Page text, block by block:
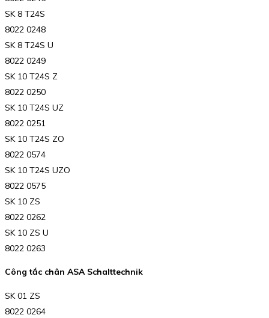
SK 8 T24S
8022 0248
SK 8 T24S U
8022 0249
SK 10 T24S Z
8022 0250
SK 10 T24S UZ
8022 0251
SK 10 T24S ZO
8022 0574
SK 10 T24S UZO
8022 0575
SK 10 ZS
8022 0262
SK 10 ZS U
8022 0263
Công tắc chân ASA Schalttechnik
SK 01 ZS
8022 0264